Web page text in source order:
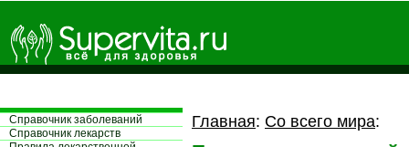
Справочник заболеваний
Справочник лекарств
Главная: Со всего мира: